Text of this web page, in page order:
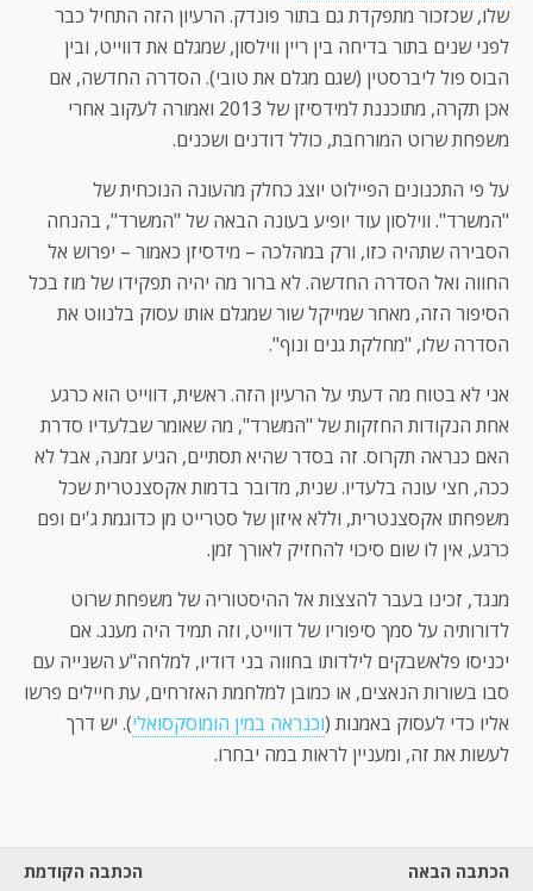
שלו, שכזכור מתפקדת גם בתור פונדק. הרעיון הזה התחיל כבר
לפני שנים בתור בדיחה בין ריין ווילסון, שמגלם את דווייט, ובין
הבוס פול ליברסטין (שגם מגלם את טובי). הסדרה החדשה, אם
אכן תקרה, מתוכננת למידסיזן של 2013 ואמורה לעקוב אחרי
משפחת שרוט המורחבת, כולל דודנים ושכנים.
על פי התכנונים הפיילוט יוצג כחלק מהעונה הנוכחית של
"המשרד". ווילסון עוד יופיע בעונה הבאה של "המשרד", בהנחה
הסבירה שתהיה כזו, ורק במהלכה – מידסיזן כאמור – יפרוש אל
החווה ואל הסדרה החדשה. לא ברור מה יהיה תפקידו של מוז בכל
הסיפור הזה, מאחר שמייקל שור שמגלם אותו עסוק בלנווט את
הסדרה שלו, "מחלקת גנים ונוף".
אני לא בטוח מה דעתי על הרעיון הזה. ראשית, דווייט הוא כרגע
אחת הנקודות החזקות של "המשרד", מה שאומר שבלעדיו סדרת
האם כנראה תקרוס. זה בסדר שהיא תסתיים, הגיע זמנה, אבל לא
ככה, חצי עונה בלעדיו. שנית, מדובר בדמות אקסצנטרית שכל
משפחתו אקסצנטרית, וללא איזון של סטרייט מן כדוגמת ג'ים ופם
כרגע, אין לו שום סיכוי להחזיק לאורך זמן.
מנגד, זכינו בעבר להצצות אל ההיסטוריה של משפחת שרוט
לדורותיה על סמך סיפוריו של דווייט, וזה תמיד היה מענג. אם
יכניסו פלאשבקים לילדותו בחווה בני דודיו, למלחה"ע השנייה עם
סבו בשורות הנאצים, או כמובן למלחמת האזרחים, עת חיילים פרשו
אליו כדי לעסוק באמנות (וכנראה במין הומוסקסואלי). יש דרך
לעשות את זה, ומעניין לראות במה יבחרו.
הכתבה הקודמת
הכתבה הבאה